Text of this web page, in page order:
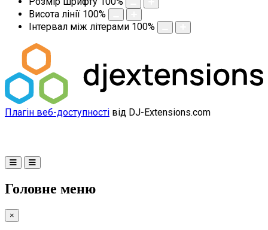
Висота лінії 100%
Інтервал між літерами 100%
Плагін веб-доступності від DJ-Extensions.com
Головне меню
×